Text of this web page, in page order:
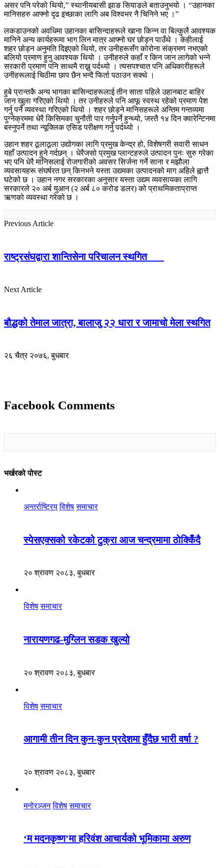
असर पनि परेको थियो,” स्थानीयबासी झाङ सियाङले बताउनुभयो । “उहानका
मानिसहरु आफ्नो दृढ इच्छाका लागि अब विश्वभर नै चिनिने भए ।”
लकडाउनको अवधिमा उहानका बासिन्दाहरूले खाना किन्न वा बिल्कुलै आवश्यक
मानिने अन्य कार्यहरूमा भाग लिन मात्र आफ्नो घर छोड्न पाउँथे । केहीलाई
शहर छोड्न अनुमति दिइएको थियो, तर उनीहरूसँग कोरोना संक्रमण नभएको
बलियो प्रमाण हुनु आवश्यक थियो । उनीहरुले कहाँ र किन जान लागेको भन्ने
सरकारी प्रमाण पनि साथमै राख्नु पर्दथ्यो । त्यसपश्चात पनि अधिकारीहरूले
उनीहरूलाई चिठीमा छाप छैन भन्दै फिर्ता पठाउन सक्थे ।
हुबे प्रान्तकै अन्य भागका बासिन्दाहरूलाई तीन साता पहिले उहानबाट बाहिर
जान खुला गरिएको थियो । तर उनीहरुले पनि आफू स्वस्थ रहेको प्रमाण पेश
गर्नु पर्ने व्यवस्था गरिएको थियो । शहर छोड्ने मानिसहरूले अन्तिम गन्तव्यमा
पुग्नेक्रममा धेरै किसिमका चुनौती पार गर्नुपर्ने हुन्थ्यो, जस्तै १४ दिन क्वारेन्टिनमा
बस्नुपर्ने तथा न्यूक्लिक एसिड परीक्षण गर्नु पर्दथ्यो ।
उहान शहर ठूलाठूला उद्योगका लागि प्रमुख केन्द्र हो, विशेषगरी सवारी साधन
यहाँ उत्पादन हुने गर्दछन् । धेरैजसो प्रमुख प्लान्टहरुले उत्पादन पुनः सुरु गरेका
भए पनि धेरै मानिसलाई रोजगारीको अवसर सिर्जना गर्ने साना र मझौला
व्यवसायहरू संघर्षरत छन् किनभने यस्ता उद्यमका उत्पादनको माग अहिले ह्वात्तै
घटेको छ । उहान नगर सरकारका अनुसार यस्ता उद्यम व्यवसायका लागि
सरकारले २० अर्ब युआन (२ अर्ब ८० करोड डलर) को प्राथमिकताप्राप्त
ऋणको व्यवस्था गरेको छ ।
Previous Article
राष्ट्रसंघद्वारा शान्तिसेना परिचालन स्थगित
Next Article
बौद्धको तेमाल जात्रा, बालाजु २२ धारा र जामाचो मेला स्थगित
२६ चैत्र २०७६, बुधबार
Facebook Comments
भर्खरको पोस्ट
अन्तर्राष्ट्रिय विशेष समाचार
स्पेसएक्सको रकेटको टुक्रा आज चन्द्रमामा ठोक्किँदै
२० श्रावण २०८३, बुधबार
विशेष समाचार
नारायणगढ-मुग्लिन सडक खुल्यो
२० श्रावण २०८३, बुधबार
विशेष समाचार
आगामी तीन दिन कुन-कुन प्रदेशमा हुँदैछ भारी वर्षा ?
२० श्रावण २०८३, बुधबार
मनोरञ्जन विशेष समाचार
‘म मदनकृष्ण’मा हरिवंश आचार्यको भूमिकामा अरुण